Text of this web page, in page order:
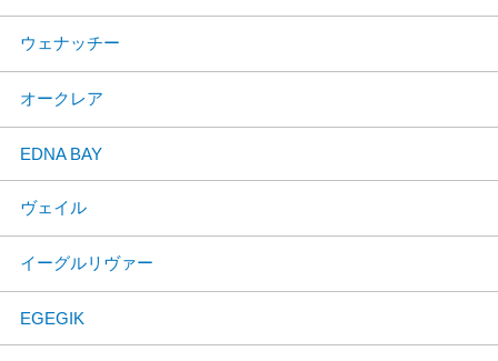
ウェナッチー
オークレア
EDNA BAY
ヴェイル
イーグルリヴァー
EGEGIK